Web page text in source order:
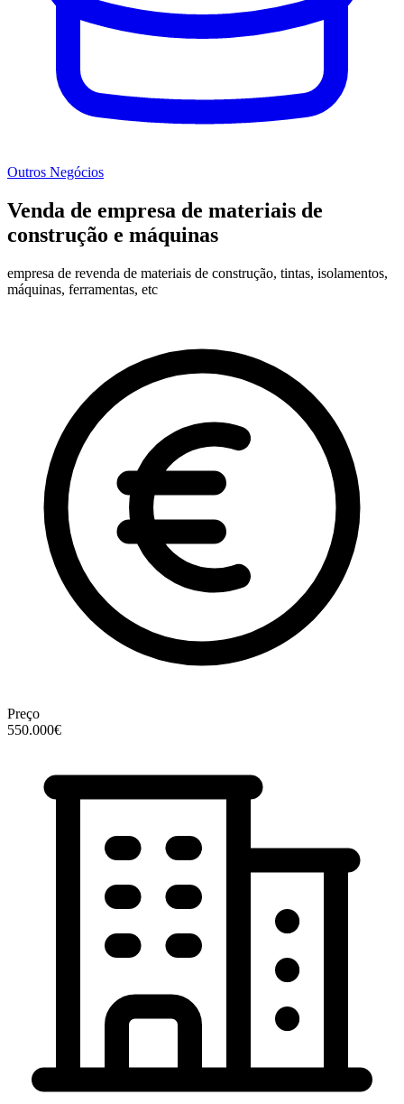
Outros Negócios
Venda de empresa de materiais de
construção e máquinas
empresa de revenda de materiais de construção, tintas, isolamentos,
máquinas, ferramentas, etc
Preço
550.000€